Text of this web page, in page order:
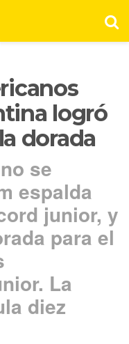
logró
dorada
se
espalda
junior, y
para el
La
diez